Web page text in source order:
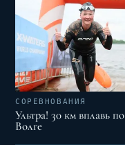
СОРЕВНОВАНИЯ
Ультра! 30 км вплавь по
Волге